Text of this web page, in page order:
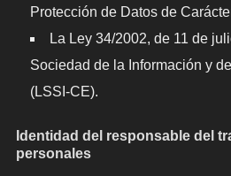
Protección de Datos de
La Ley 34/2002, de 11 de
Sociedad de la Información y
(LSSI-CE).
Identidad del responsable del
personales